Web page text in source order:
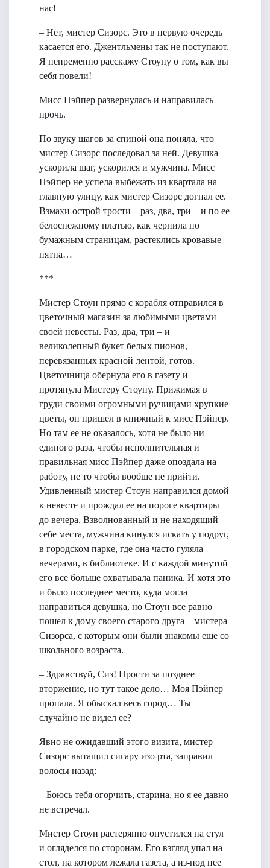
нас!
– Нет, мистер Сизорс. Это в первую очередь
касается его. Джентльмены так не поступают.
Я непременно расскажу Стоуну о том, как вы
себя повели!
Мисс Пэйпер развернулась и направилась
прочь.
По звуку шагов за спиной она поняла, что
мистер Сизорс последовал за ней. Девушка
ускорила шаг, ускорился и мужчина. Мисс
Пэйпер не успела выбежать из квартала на
главную улицу, как мистер Сизорс догнал ее.
Взмахи острой трости – раз, два, три – и по ее
белоснежному платью, как чернила по
бумажным страницам, растеклись кровавые
пятна…
***
Мистер Стоун прямо с корабля отправился в
цветочный магазин за любимыми цветами
своей невесты. Раз, два, три – и
великолепный букет белых пионов,
перевязанных красной лентой, готов.
Цветочница обернула его в газету и
протянула Мистеру Стоуну. Прижимая в
груди своими огромными ручищами хрупкие
цветы, он пришел в книжный к мисс Пэйпер.
Но там ее не оказалось, хотя не было ни
единого раза, чтобы исполнительная и
правильная мисс Пэйпер даже опоздала на
работу, не то чтобы вообще не прийти.
Удивленный мистер Стоун направился домой
к невесте и прождал ее на пороге квартиры
до вечера. Взволнованный и не находящий
себе места, мужчина кинулся искать у подруг,
в городском парке, где она часто гуляла
вечерами, в библиотеке. И с каждой минутой
его все больше охватывала паника. И хотя это
и было последнее место, куда могла
направиться девушка, но Стоун все равно
пошел к дому своего старого друга – мистера
Сизорса, с которым они были знакомы еще со
школьного возраста.
– Здравствуй, Сиз! Прости за позднее
вторжение, но тут такое дело… Моя Пэйпер
пропала. Я обыскал весь город… Ты
случайно не видел ее?
Явно не ожидавший этого визита, мистер
Сизорс вытащил сигару изо рта, заправил
волосы назад:
– Боюсь тебя огорчить, старина, но я ее давно
не встречал.
Мистер Стоун растерянно опустился на стул
и огляделся по сторонам. Его взгляд упал на
стол, на котором лежала газета, а из-под нее